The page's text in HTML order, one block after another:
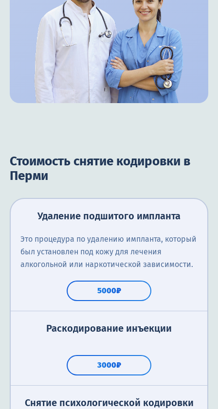
Стоимость снятие кодировки в
Перми
Удаление подшитого импланта
Это процедура по удалению импланта, который
был установлен под кожу для лечения
алкогольной или наркотической зависимости.
5000₽
Раскодирование инъекции
3000₽
Снятие психологической кодировки